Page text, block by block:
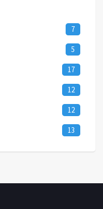
7
5
17
12
12
13